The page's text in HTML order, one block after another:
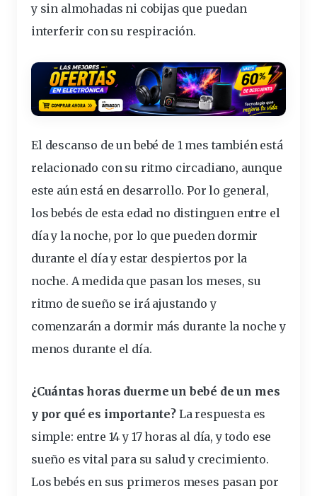
y sin almohadas ni cobijas que puedan
interferir con su respiración.
El descanso de un bebé de 1 mes también está
relacionado con su ritmo circadiano, aunque
este aún está en desarrollo. Por lo general,
los bebés de esta edad no distinguen entre el
día y la noche, por lo que pueden dormir
durante el día y estar despiertos por la
noche. A medida que pasan los meses, su
ritmo de sueño se irá ajustando y
comenzarán a dormir más durante la noche y
menos durante el día.
¿Cuántas horas duerme un bebé de un mes
y por qué es importante?La respuesta es
simple: entre 14 y 17 horas al día, y todo ese
sueño es vital para su salud y crecimiento.
Los bebés en sus primeros meses pasan por